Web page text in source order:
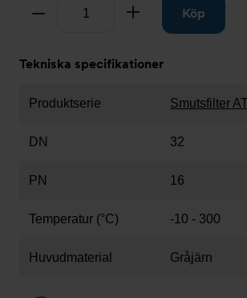
Ta bort Lägg tillKöp
Tekniska specifikationer
Produktserie Smutsfilter
DN 32
PN 16
Temperatur (°C) -10 - 300
Huvudmaterial Gråjärn